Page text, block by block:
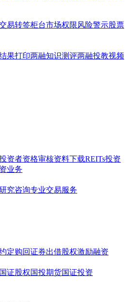
易转签柜台市场权限风险警示股票
果打印两融知识测评两融投教视频
资者资格审核资料下载REITs投资
业务
究咨询专业交易服务
定购回证券出借股权激励融资
国证股权国投期货国证投资